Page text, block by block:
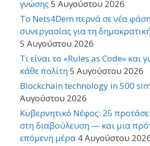
γνώσης 5 Αυγούστου 2026
Το Nets4Dem περνά σε νέα
συνεργασίας για τη
5 Αυγούστου 2026
Τι είναι το «Rules as Code» και
κάθε πολίτη5 Αυγούστου 2026
Blockchain technology in 500
Αυγούστου 2026
Κυβερνητικό Νέφος: 25
στη διαβούλευση — και μια
επόμενη μέρα 4 Αυγούστου